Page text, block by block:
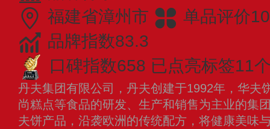
福建省漳州市
单品评价
品牌指数83.3
口碑指数658 已点亮标签11
丹夫集团有限公司，丹夫创建于1992年，华夫
尚糕点等食品的研发、生产和销售为主业的集
夫饼产品，沿袭欧洲的传统配方，将健康美味